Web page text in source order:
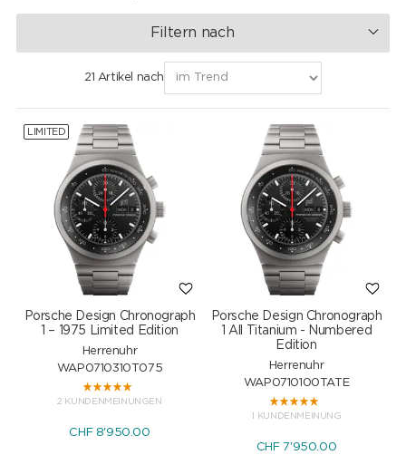
Filtern nach
21 Artikel nach
LIMITED
Porsche Design Chronograph
1 – 1975 Limited Edition
Herrenuhr
WAP0710310T075
2 KUNDENMEINUNGEN
CHF 8'950.00
Porsche Design Chronograph
1 All Titanium - Numbered
Edition
Herrenuhr
WAP0710100TATE
1 KUNDENMEINUNG
CHF 7'950.00